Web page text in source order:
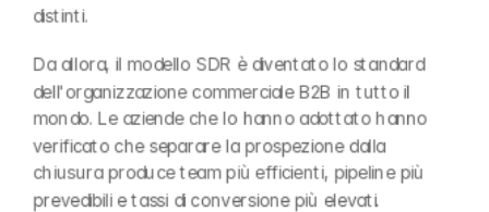
distinti.
Da allora, il modello SDR è diventato lo standard
dell'organizzazione commerciale B2B in tutto il
mondo. Le aziende che lo hanno adottato hanno
verificato che separare la prospezione dalla
chiusura produce team più efficienti, pipeline più
prevedibili e tassi di conversione più elevati.